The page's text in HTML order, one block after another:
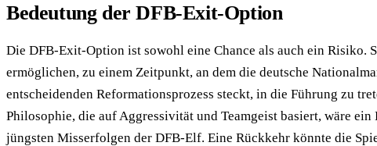
Bedeutung der DFB-Exit-Option
Die DFB-Exit-Option ist sowohl eine Chance als auch ein Risiko.
ermöglichen, zu einem Zeitpunkt, an dem die deutsche
entscheidenden Reformationsprozess steckt, in die Führung zu
Philosophie, die auf Aggressivität und Teamgeist basiert, wäre ein
jüngsten Misserfolgen der DFB-Elf. Eine Rückkehr könnte die